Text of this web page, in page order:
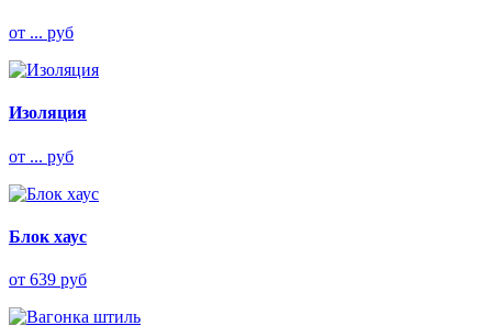
от ... руб
Изоляция
от ... руб
Блок хаус
от 639 руб